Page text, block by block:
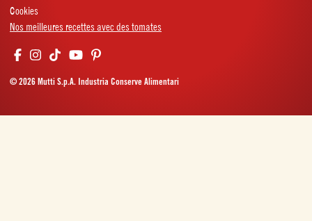
Cookies
Nos meilleures recettes avec des tomates
© 2026 Mutti S.p.A. Industria Conserve Alimentari